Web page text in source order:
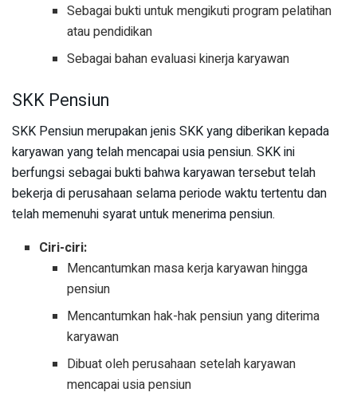
Sebagai bukti untuk mengikuti program pelatihan
atau pendidikan
Sebagai bahan evaluasi kinerja karyawan
SKK Pensiun
SKK Pensiun merupakan jenis SKK yang diberikan kepada
karyawan yang telah mencapai usia pensiun. SKK ini
berfungsi sebagai bukti bahwa karyawan tersebut telah
bekerja di perusahaan selama periode waktu tertentu dan
telah memenuhi syarat untuk menerima pensiun.
Ciri-ciri:
Mencantumkan masa kerja karyawan hingga
pensiun
Mencantumkan hak-hak pensiun yang diterima
karyawan
Dibuat oleh perusahaan setelah karyawan
mencapai usia pensiun